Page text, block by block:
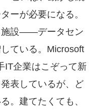
ーが必要になる。
施設——データセン
ている。Microsoft
IT企業はこぞって新
表しているが、ど
。建てたくても、